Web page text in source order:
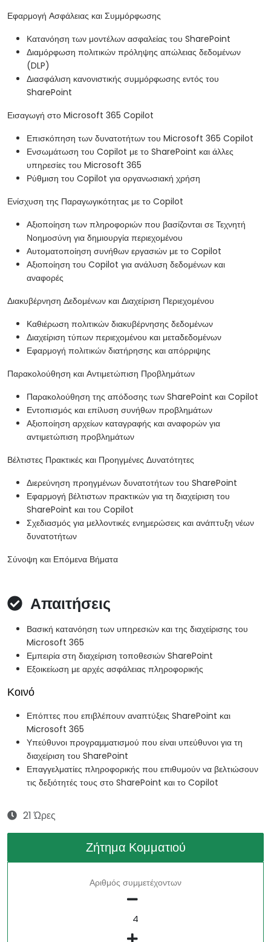
Εφαρμογή Ασφάλειας και Συμμόρφωσης
Κατανόηση των μοντέλων ασφαλείας του SharePoint
Διαμόρφωση πολιτικών πρόληψης απώλειας δεδομένων
(DLP)
Διασφάλιση κανονιστικής συμμόρφωσης εντός του
SharePoint
Εισαγωγή στο Microsoft 365 Copilot
Επισκόπηση των δυνατοτήτων του Microsoft 365 Copilot
Ενσωμάτωση του Copilot με το SharePoint και άλλες
υπηρεσίες του Microsoft 365
Ρύθμιση του Copilot για οργανωσιακή χρήση
Ενίσχυση της Παραγωγικότητας με το Copilot
Αξιοποίηση των πληροφοριών που βασίζονται σε Τεχνητή
Νοημοσύνη για δημιουργία περιεχομένου
Αυτοματοποίηση συνήθων εργασιών με το Copilot
Αξιοποίηση του Copilot για ανάλυση δεδομένων και
αναφορές
Διακυβέρνηση Δεδομένων και Διαχείριση Περιεχομένου
Καθιέρωση πολιτικών διακυβέρνησης δεδομένων
Διαχείριση τύπων περιεχομένου και μεταδεδομένων
Εφαρμογή πολιτικών διατήρησης και απόρριψης
Παρακολούθηση και Αντιμετώπιση Προβλημάτων
Παρακολούθηση της απόδοσης των SharePoint και Copilot
Εντοπισμός και επίλυση συνήθων προβλημάτων
Αξιοποίηση αρχείων καταγραφής και αναφορών για
αντιμετώπιση προβλημάτων
Βέλτιστες Πρακτικές και Προηγμένες Δυνατότητες
Διερεύνηση προηγμένων δυνατοτήτων του SharePoint
Εφαρμογή βέλτιστων πρακτικών για τη διαχείριση του
SharePoint και του Copilot
Σχεδιασμός για μελλοντικές ενημερώσεις και ανάπτυξη νέων
δυνατοτήτων
Σύνοψη και Επόμενα Βήματα
Απαιτήσεις
Βασική κατανόηση των υπηρεσιών και της διαχείρισης του
Microsoft 365
Εμπειρία στη διαχείριση τοποθεσιών SharePoint
Εξοικείωση με αρχές ασφάλειας πληροφορικής
Κοινό
Επόπτες που επιβλέπουν αναπτύξεις SharePoint και
Microsoft 365
Υπεύθυνοι προγραμματισμού που είναι υπεύθυνοι για τη
διαχείριση του SharePoint
Επαγγελματίες πληροφορικής που επιθυμούν να βελτιώσουν
τις δεξιότητές τους στο SharePoint και το Copilot
21 Ώρες
Ζήτημα Κομματιού
Αριθμός συμμετέχοντων